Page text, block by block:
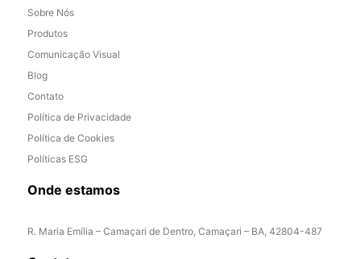
Sobre Nós
Produtos
Comunicação Visual
Blog
Contato
Política de Privacidade
Política de Cookies
Políticas ESG
Onde estamos
R. Maria Emília – Camaçari de Dentro, Camaçari – BA, 42804-487